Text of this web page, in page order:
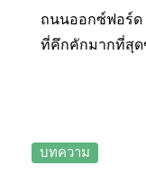
ถนนออกซ์ฟอร์ด
ที่คึกคักมากที่สุด
ใหญ่มากมายบน
บทความ